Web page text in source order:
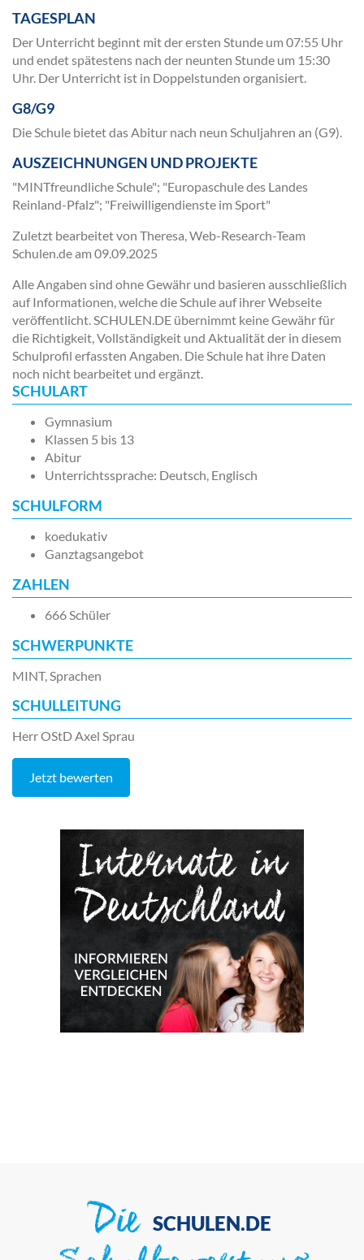
TAGESPLAN
Der Unterricht beginnt mit der ersten Stunde um 07:55 Uhr
und endet spätestens nach der neunten Stunde um 15:30
Uhr. Der Unterricht ist in Doppelstunden organisiert.
G8/G9
Die Schule bietet das Abitur nach neun Schuljahren an (G9).
AUSZEICHNUNGEN UND PROJEKTE
"MINTfreundliche Schule"; "Europaschule des Landes
Reinland-Pfalz"; "Freiwilligendienste im Sport"
Zuletzt bearbeitet von Theresa, Web-Research-Team
Schulen.de am 09.09.2025
Alle Angaben sind ohne Gewähr und basieren ausschließlich
auf Informationen, welche die Schule auf ihrer Webseite
veröffentlicht. SCHULEN.DE übernimmt keine Gewähr für
die Richtigkeit, Vollständigkeit und Aktualität der in diesem
Schulprofil erfassten Angaben. Die Schule hat ihre Daten
noch nicht bearbeitet und ergänzt.
SCHULART
Gymnasium
Klassen 5 bis 13
Abitur
Unterrichtssprache: Deutsch, Englisch
SCHULFORM
koedukativ
Ganztagsangebot
ZAHLEN
666 Schüler
SCHWERPUNKTE
MINT, Sprachen
SCHULLEITUNG
Herr OStD Axel Sprau
Jetzt bewerten
Die SCHULEN.DE